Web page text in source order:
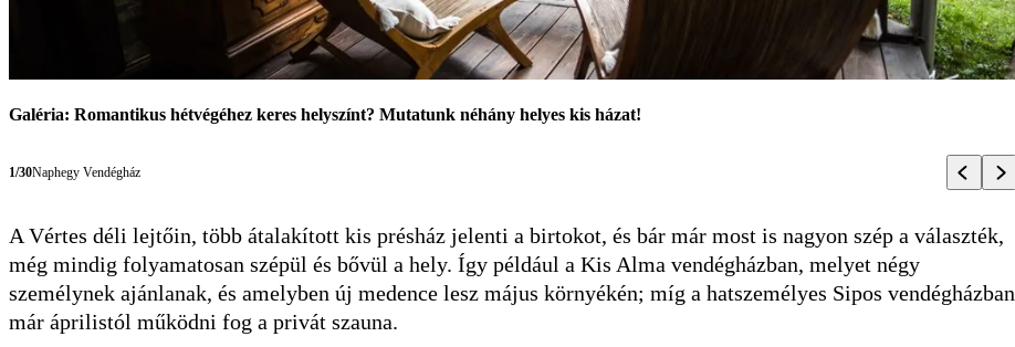
Galéria: Romantikus hétvégéhez keres helyszínt? Mutatunk néhány helyes kis házat!
1/30Naphegy Vendégház
A Vértes déli lejtőin, több átalakított kis présház jelenti a birtokot, és bár már most is nagyon szép a választék,
még mindig folyamatosan szépül és bővül a hely. Így például a Kis Alma vendégházban, melyet négy
személynek ajánlanak, és amelyben új medence lesz május környékén; míg a hatszemélyes Sipos vendégházban
már áprilistól működni fog a privát szauna.